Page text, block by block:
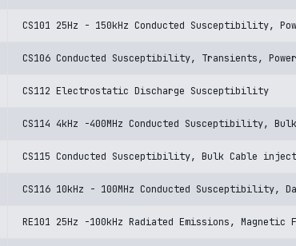
CS101 25Hz - 150kHz Conducted Susceptibility,
CS106 Conducted Susceptibility, Transients,
CS112 Electrostatic Discharge Susceptibility
CS114 4kHz -400MHz Conducted Susceptibility,
CS115 Conducted Susceptibility, Bulk Cable
CS116 10kHz - 100MHz Conducted Susceptibility,
RE101 25Hz -100kHz Radiated Emissions, Magnetic